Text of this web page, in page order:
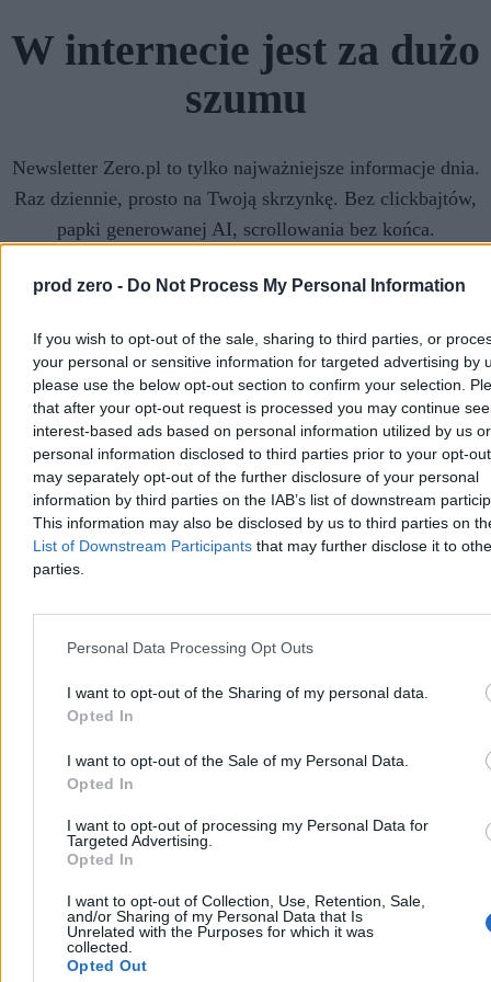
prod zero - Do Not Process My Personal Information
If you wish to opt-out of the sale, sharing to third parties, or
your personal or sensitive information for targeted advertising by
please use the below opt-out section to confirm your selection.
that after your opt-out request is processed you may continue
interest-based ads based on personal information utilized by us or
personal information disclosed to third parties prior to your opt-
may separately opt-out of the further disclosure of your personal
information by third parties on the IAB’s list of downstream
This information may also be disclosed by us to third parties on
List of Downstream Participants that may further disclose it to
parties.
Personal Data Processing Opt Outs
I want to opt-out of the Sharing of my personal data.
Opted In
I want to opt-out of the Sale of my Personal Data.
Opted In
I want to opt-out of processing my Personal Data for
Targeted Advertising.
Opted In
I want to opt-out of Collection, Use, Retention, Sale,
and/or Sharing of my Personal Data that Is
Unrelated with the Purposes for which it was
collected.
Opted Out
W internecie jest za dużo
szumu
Newsletter Zero.pl to tylko najważniejsze informacje dnia.
Raz dziennie, prosto na Twoją skrzynkę. Bez clickbajtów,
papki generowanej AI, scrollowania bez końca.
Chcę otrzymywać maile od Kanału Zero z informacjami
czytaj więcej...
Chcę otrzymywać maile promocyjne od firm czytaj więcej...
Zapisz się
Administratorem danych osobowych jest wydawca. Dane będą przetwarzane wyłącznie w
celu wysyłki newslettera, zgodnie z obowiązującymi przepisami oraz Polityką prywatności.
Redakcja
Newsletter
Newsroom
Opinie
Kraj
Moto